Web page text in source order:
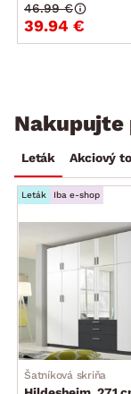
39.94 €
46.99 €
Nakupujte
Leták Akciový
Leták Iba e-shop
Šatníková skriňa